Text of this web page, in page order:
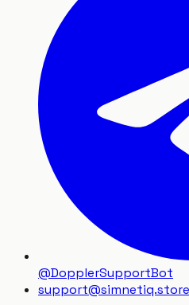
@DopplerSupportBot
support@simnetiq.store